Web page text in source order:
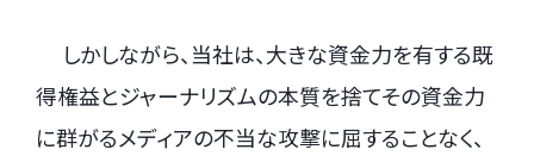
しかしながら、当社は、大きな資金力を有する既
得権益とジャーナリズムの本質を捨てその資金力
に群がるメディアの不当な攻撃に屈することなく、